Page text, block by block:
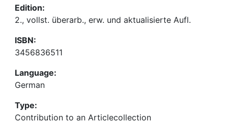
Edition:
2., vollst. überarb., erw. und aktualisierte Aufl.
ISBN:
3456836511
Language:
German
Type:
Contribution to an Articlecollection